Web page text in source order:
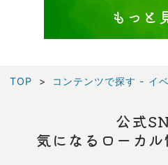
もっと
TOP コンテンツで探す - イ
公式
気になるローカ